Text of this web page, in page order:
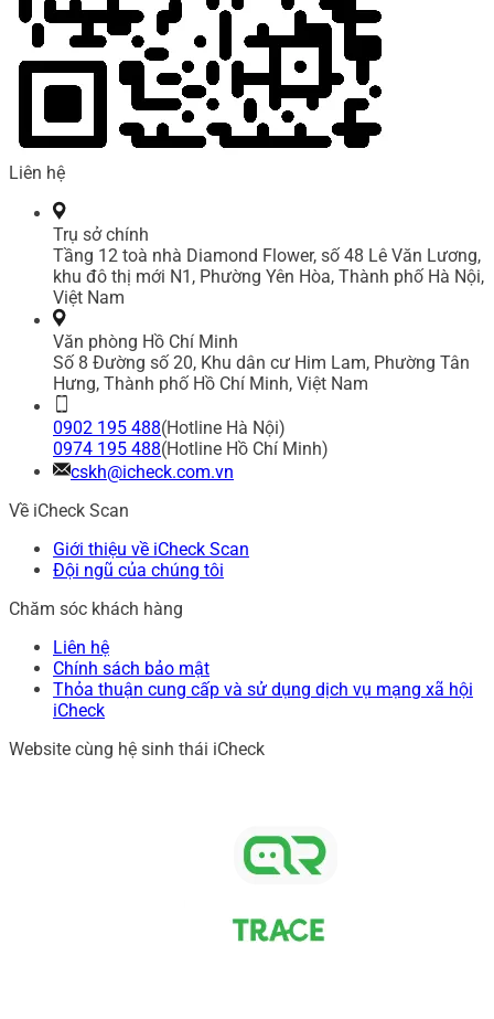
Liên hệ
Trụ sở chính
Tầng 12 toà nhà Diamond Flower, số 48 Lê Văn Lương,
khu đô thị mới N1, Phường Yên Hòa, Thành phố Hà Nội,
Việt Nam
Văn phòng Hồ Chí Minh
Số 8 Đường số 20, Khu dân cư Him Lam, Phường Tân
Hưng, Thành phố Hồ Chí Minh, Việt Nam
0902 195 488(Hotline Hà Nội)
0974 195 488(Hotline Hồ Chí Minh)
cskh@icheck.com.vn
Về iCheck Scan
Giới thiệu về iCheck Scan
Đội ngũ của chúng tôi
Chăm sóc khách hàng
Liên hệ
Chính sách bảo mật
Thỏa thuận cung cấp và sử dụng dịch vụ mạng xã hội
iCheck
Website cùng hệ sinh thái iCheck